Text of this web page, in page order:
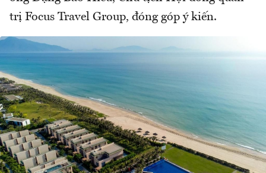
trị Focus Travel Group, đóng góp ý kiến.